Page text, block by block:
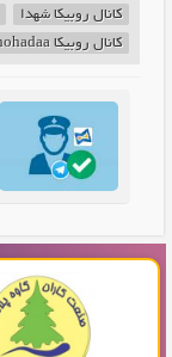
کانال روبیکا شهدا
کانال روبیکا MaktabeShohadaa